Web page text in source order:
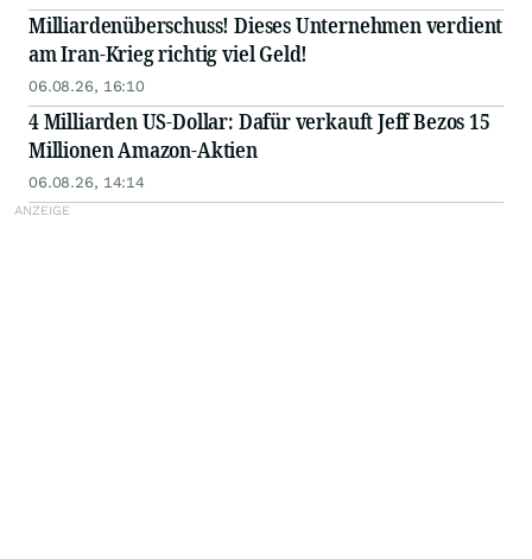
Milliardenüberschuss! Dieses Unternehmen verdient
am Iran-Krieg richtig viel Geld!
06.08.26, 16:10
4 Milliarden US-Dollar: Dafür verkauft Jeff Bezos 15
Millionen Amazon-Aktien
06.08.26, 14:14